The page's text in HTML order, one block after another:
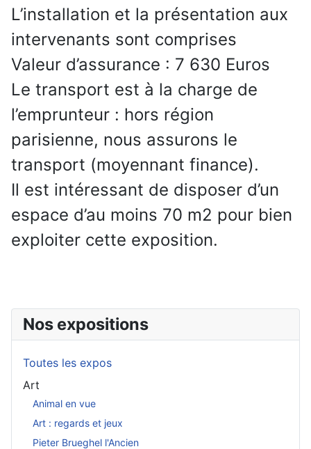
Nos expositions
Toutes les expos
Art
Animal en vue
Art : regards et jeux
Pieter Brueghel l'Ancien
L’installation et la présentation aux
intervenants sont comprises
Valeur d’assurance : 7 630 Euros
Le transport est à la charge de
l’emprunteur : hors région
parisienne, nous assurons le
transport (moyennant finance).
Il est intéressant de disposer d’un
espace d’au moins 70 m2 pour bien
exploiter cette exposition.